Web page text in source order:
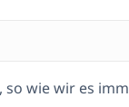
so wie wir es